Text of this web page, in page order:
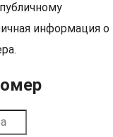
информация о